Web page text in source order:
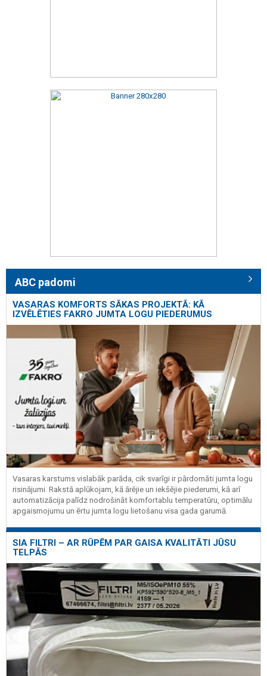
ABC padomi
VASARAS KOMFORTS SĀKAS PROJEKTĀ: KĀ
IZVĒLĒTIES FAKRO JUMTA LOGU PIEDERUMUS
Vasaras karstums vislabāk parāda, cik svarīgi ir pārdomāti jumta logu
risinājumi. Rakstā aplūkojam, kā ārējie un iekšējie piederumi, kā arī
automatizācija palīdz nodrošināt komfortablu temperatūru, optimālu
apgaismojumu un ērtu jumta logu lietošanu visa gada garumā.
SIA FILTRI – AR RŪPĒM PAR GAISA KVALITĀTI JŪSU
TELPĀS